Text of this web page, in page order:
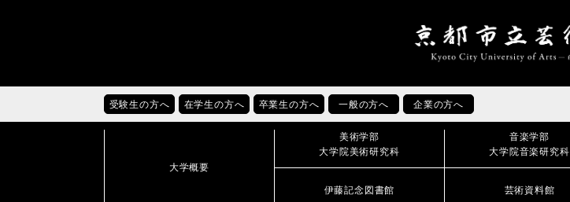
受験生の方へ 在学生の方へ 卒業生の方へ 一般の方へ 企業の方へ
大学概要
美術学部
大学院美術研究科
音楽学部
大学院音楽研究科
伊藤記念図書館 芸術資料館